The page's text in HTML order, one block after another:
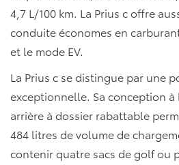
4,7 L/100 km. La Prius c offre
conduite économes en
et le mode EV.
La Prius c se distingue par une
exceptionnelle. Sa conception
arrière à dossier rabattable
484 litres de volume de
contenir quatre sacs de golf ou